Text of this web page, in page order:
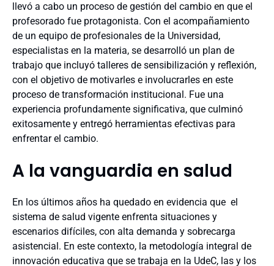
llevó a cabo un proceso de gestión del cambio en que el
profesorado fue protagonista. Con el acompañamiento
de un equipo de profesionales de la Universidad,
especialistas en la materia, se desarrolló un plan de
trabajo que incluyó talleres de sensibilización y reflexión,
con el objetivo de motivarles e involucrarles en este
proceso de transformación institucional. Fue una
experiencia profundamente significativa, que culminó
exitosamente y entregó herramientas efectivas para
enfrentar el cambio.
A la vanguardia en salud
En los últimos años ha quedado en evidencia que el
sistema de salud vigente enfrenta situaciones y
escenarios difíciles, con alta demanda y sobrecarga
asistencial. En este contexto, la metodología integral de
innovación educativa que se trabaja en la UdeC, las y los